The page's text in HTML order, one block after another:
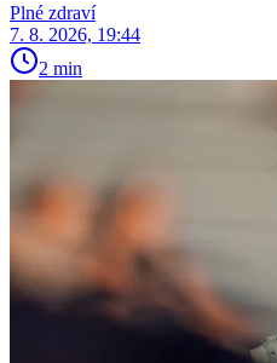
Plné zdraví
7. 8. 2026, 19:44
2 min